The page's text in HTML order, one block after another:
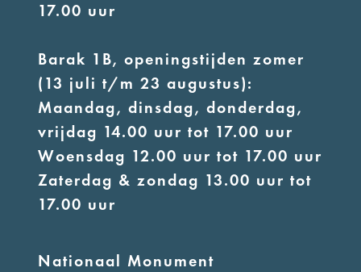
17.00 uur
Barak 1B, openingstijden zomer
(13 juli t/m 23 augustus):
Maandag, dinsdag, donderdag,
vrijdag 14.00 uur tot 17.00 uur
Woensdag 12.00 uur tot 17.00 uur
Zaterdag & zondag 13.00 uur tot
17.00 uur
Nationaal Monument